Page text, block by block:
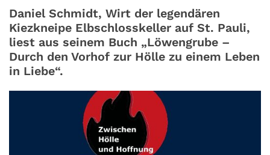
Daniel Schmidt, Wirt der legendären
Kiezkneipe Elbschlosskeller auf St. Pauli,
liest aus seinem Buch „Löwengrube –
Durch den Vorhof zur Hölle zu einem Leben
in Liebe“.